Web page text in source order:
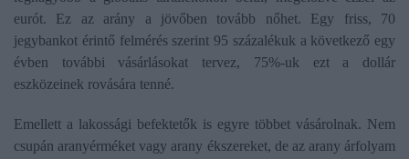
eurót. Ez az arány a jövőben tovább nőhet. Egy friss, 70
jegybankot érintő felmérés szerint 95 százalékuk a következő egy
évben további vásárlásokat tervez, 75%-uk ezt a dollár
eszközeinek rovására tenné.
Emellett a lakossági befektetők is egyre többet vásárolnak. Nem
csupán aranyérméket vagy arany ékszereket, de az arany árfolyam